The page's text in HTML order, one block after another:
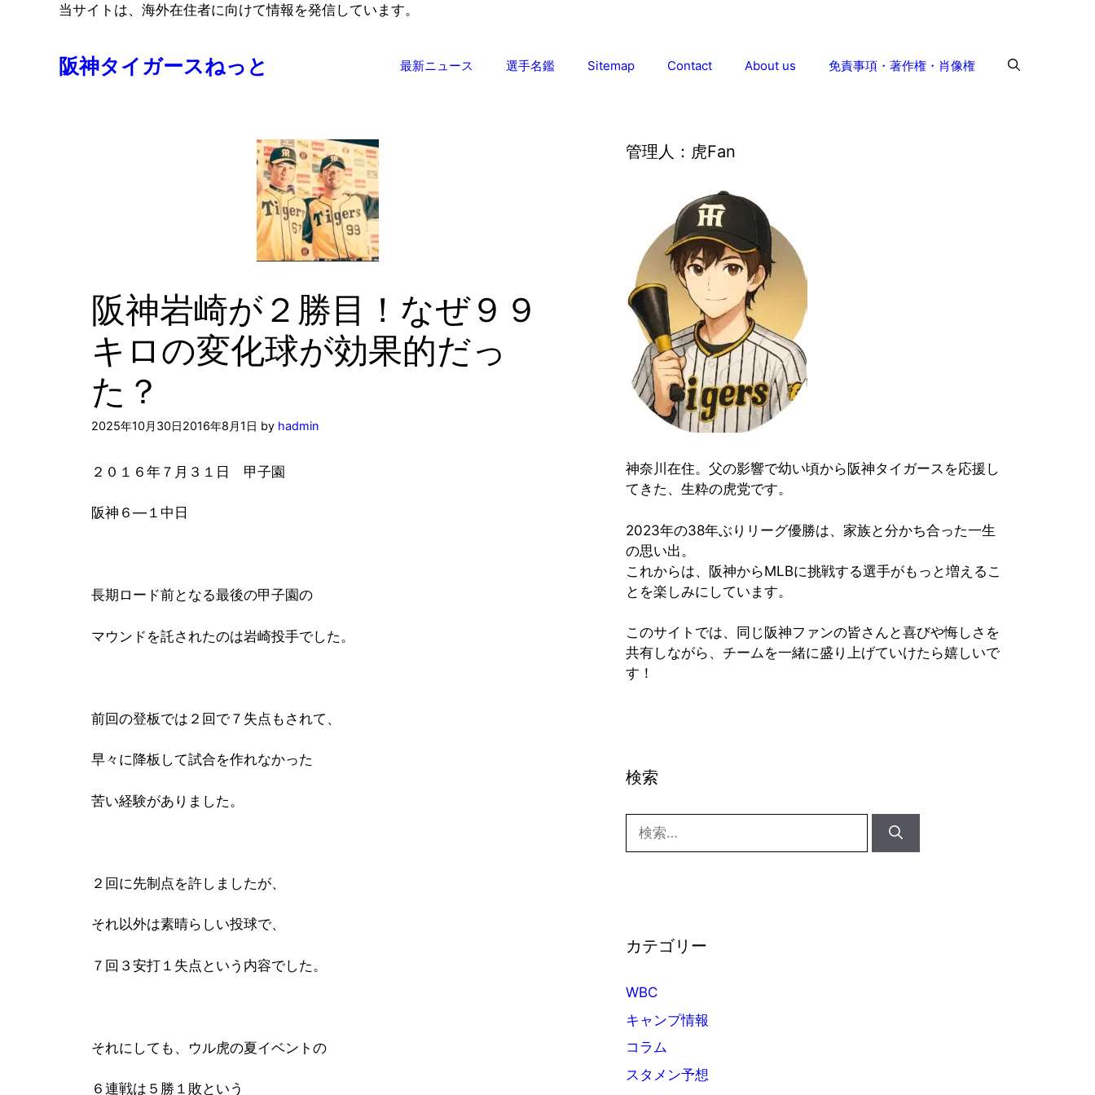
当サイトは、海外在住者に向けて情報を発信しています。
阪神タイガースねっと 最新ニュース 選手名鑑 Sitemap Contact About us 免責事項・著作権・肖像権
阪神岩崎が２勝目！なぜ９９
キロの変化球が効果的だっ
た？
2025年10月30日2016年8月1日 by hadmin
２０１６年７月３１日 甲子園
阪神６―１中日
長期ロード前となる最後の甲子園の
マウンドを託されたのは岩崎投手でした。
前回の登板では２回で７失点もされて、
早々に降板して試合を作れなかった
苦い経験がありました。
２回に先制点を許しましたが、
それ以外は素晴らしい投球で、
７回３安打１失点という内容でした。
それにしても、ウル虎の夏イベントの
６連戦は５勝１敗という
管理人：虎Fan
神奈川在住。父の影響で幼い頃から阪神タイガースを応援し
てきた、生粋の虎党です。
2023年の38年ぶりリーグ優勝は、家族と分かち合った一生
の思い出。
これからは、阪神からMLBに挑戦する選手がもっと増えるこ
とを楽しみにしています。
このサイトでは、同じ阪神ファンの皆さんと喜びや悔しさを
共有しながら、チームを一緒に盛り上げていけたら嬉しいで
す！
検索
索:
カテゴリー
WBC
キャンプ情報
コラム
スタメン予想